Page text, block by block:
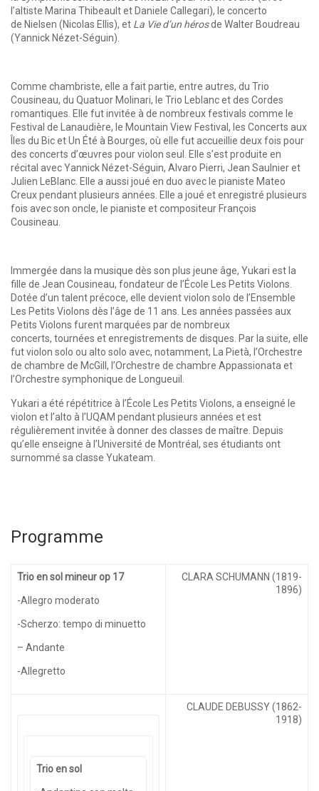
l’altiste Marina Thibeault et Daniele Callegari), le concerto
de Nielsen (Nicolas Ellis), et La Vie d’un hérosde Walter Boudreau
(Yannick Nézet-Séguin).
Comme chambriste, elle a fait partie, entre autres, du Trio
Cousineau, du Quatuor Molinari, le Trio Leblanc et des Cordes
romantiques. Elle fut invitée à de nombreux festivals comme le
Festival de Lanaudière, le Mountain View Festival, les Concerts aux
Îles du Bic et Un Été à Bourges, où elle fut accueillie deux fois pour
des concerts d’œuvres pour violon seul. Elle s’est produite en
récital avec Yannick Nézet-Séguin, Alvaro Pierri, Jean Saulnier et
Julien LeBlanc. Elle a aussi joué en duo avec le pianiste Mateo
Creux pendant plusieurs années. Elle a joué et enregistré plusieurs
fois avec son oncle, le pianiste et compositeur François
Cousineau.
Immergée dans la musique dès son plus jeune âge, Yukari est la
fille de Jean Cousineau, fondateur de l’École Les Petits Violons.
Dotée d’un talent précoce, elle devient violon solo de l’Ensemble
Les Petits Violons dès l’âge de 11 ans. Les années passées aux
Petits Violons furent marquées par de nombreux
concerts, tournées et enregistrements de disques. Par la suite, elle
fut violon solo ou alto solo avec, notamment, La Pietà, l’Orchestre
de chambre de McGill, l’Orchestre de chambre Appassionata et
l’Orchestre symphonique de Longueuil.
Yukari a été répétitrice à l’École Les Petits Violons, a enseigné le
violon et l’alto à l’UQAM pendant plusieurs années et est
régulièrement invitée à donner des classes de maître. Depuis
qu’elle enseigne à l’Université de Montréal, ses étudiants ont
surnommé sa classe Yukateam.
Programme
Trio en sol mineur op 17
-Allegro moderato
-Scherzo: tempo di minuetto
– Andante
-Allegretto
CLARA SCHUMANN (1819-
1896)
Trio en sol
CLAUDE DEBUSSY (1862-
1918)